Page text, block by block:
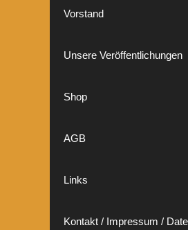
Vorstand
Unsere Veröffentlichungen
Shop
AGB
Links
Kontakt / Impressum /